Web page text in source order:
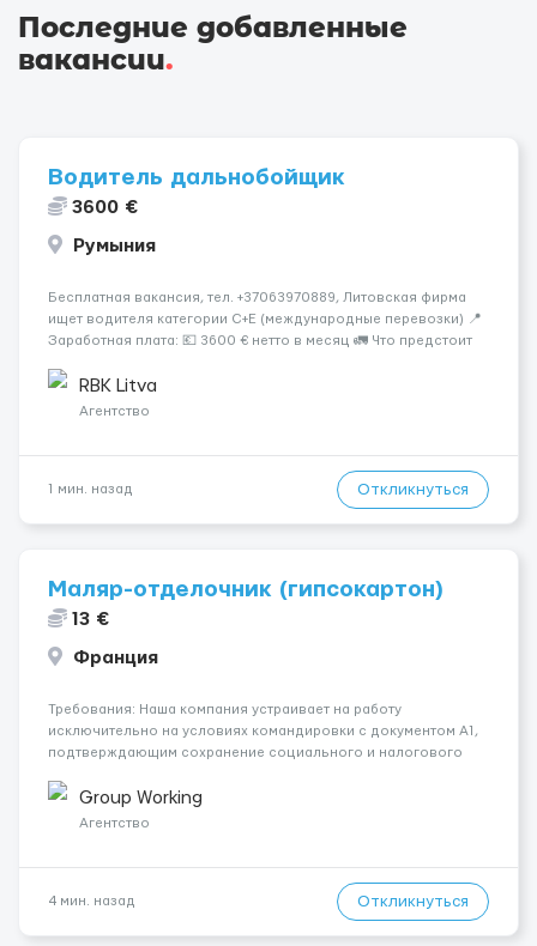
Последние добавленные
вакансии.
Водитель дальнобойщик
3600 €
Румыния
Бесплатная вакансия, тел. +37063970889, Литовская фирма
ищет водителя категории C+E (международные перевозки) 📍
Заработная плата: 💶 3600 € нетто в месяц 🚛 Что предстоит
рефрижераторах. В среднем 400–500 км в день. Погрузки и
разгрузки...
RBK Litva
Агентство
1 мин. назад Откликнуться
Маляр-отделочник (гипсокартон)
13 €
Франция
Требования: Наша компания устраивает на работу
исключительно на условиях командировки с документом A1,
подтверждающим сохранение социального и налогового
A1 могут получить граждане стран с упрощенным доступом к
рынку труда ЕС (Укра...
Group Working
Агентство
4 мин. назад Откликнуться